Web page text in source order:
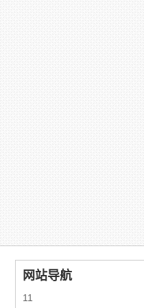
网站导航
11